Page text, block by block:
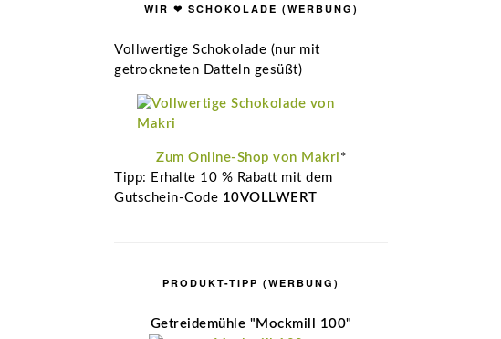
WIR ❤ SCHOKOLADE (WERBUNG)
Vollwertige Schokolade (nur mit
getrockneten Datteln gesüßt)
Zum Online-Shop von Makri *
Tipp: Erhalte 10 % Rabatt mit dem
Gutschein-Code 10VOLLWERT
PRODUKT-TIPP (WERBUNG)
Getreidemühle "Mockmill 100"